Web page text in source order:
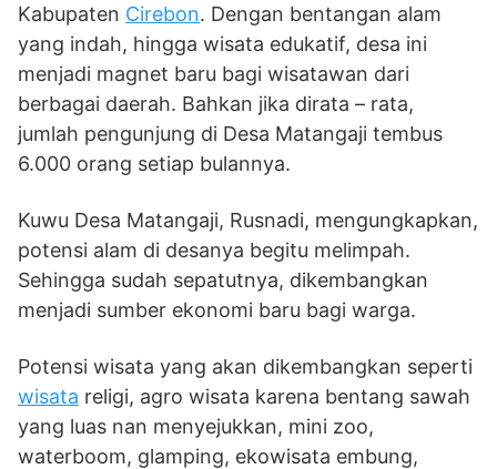
Kabupaten Cirebon. Dengan bentangan alam
yang indah, hingga wisata edukatif, desa ini
menjadi magnet baru bagi wisatawan dari
berbagai daerah. Bahkan jika dirata – rata,
jumlah pengunjung di Desa Matangaji tembus
6.000 orang setiap bulannya.
Kuwu Desa Matangaji, Rusnadi, mengungkapkan,
potensi alam di desanya begitu melimpah.
Sehingga sudah sepatutnya, dikembangkan
menjadi sumber ekonomi baru bagi warga.
Potensi wisata yang akan dikembangkan seperti
wisata religi, agro wisata karena bentang sawah
yang luas nan menyejukkan, mini zoo,
waterboom, glamping, ekowisata embung,